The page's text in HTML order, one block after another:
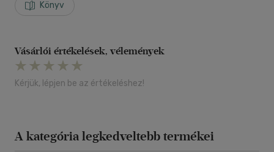
Könyv
Vásárlói értékelések, vélemények
Kérjük, lépjen be az értékeléshez!
A kategória legkedveltebb termékei